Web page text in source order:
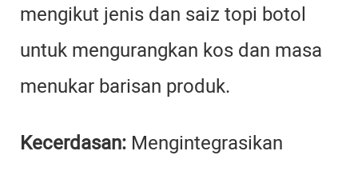
mengikut jenis dan saiz topi botol
untuk mengurangkan kos dan masa
menukar barisan produk.
Kecerdasan: Mengintegrasikan